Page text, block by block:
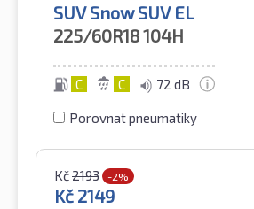
SUV Snow SUV EL
225/60R18104H
C C 72 dB
Porovnat pneumatiky
Kč2193 -2%
Kč 2149